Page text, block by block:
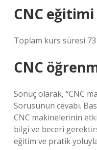
CNC
Toplam kurs süresi
CNC
Sonuç olarak, “CNC
Sorusunun cevabı.
CNC makinelerinin
bilgi ve beceri
eğitim ve pratik